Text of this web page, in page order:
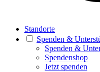
Standorte
Spenden &
Spenden &
Spendenshop
Jetzt spenden